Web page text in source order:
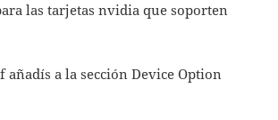
las tarjetas nvidia que soporten
añadís a la sección Device Option